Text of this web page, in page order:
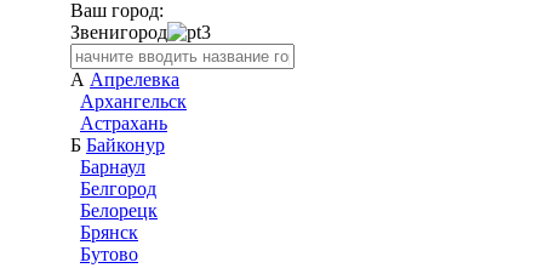
Ваш город:
Звенигород
А Апрелевка
Архангельск
Астрахань
Б Байконур
Барнаул
Белгород
Белорецк
Брянск
Бутово